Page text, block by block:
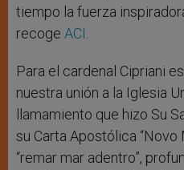
tiempo la fuerza
recoge ACI.
Para el cardenal Cipriani
nuestra unión a la Iglesia
llamamiento que hizo Su
su Carta Apostólica “Novo
“remar mar adentro”,